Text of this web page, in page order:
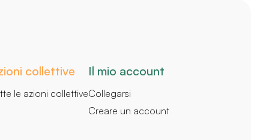
collettive
le azioni collettive
Il mio account
Collegarsi
Creare un account